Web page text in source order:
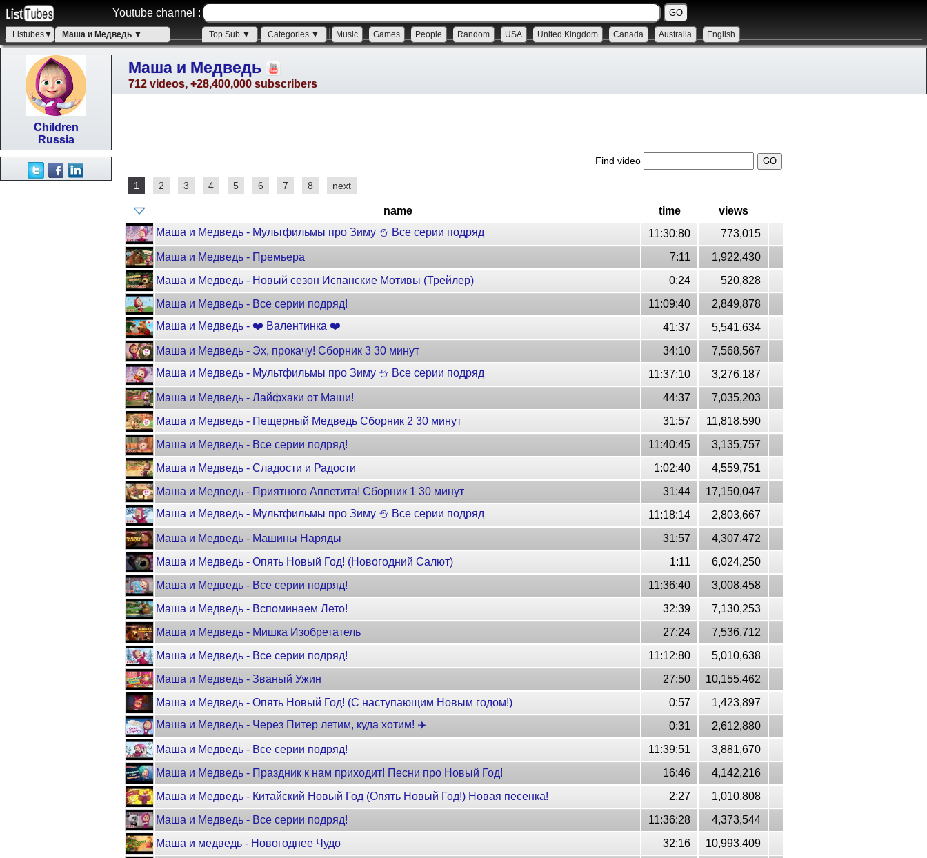
Youtube channel :
Listubes▼ Маша и Медведь ▼ Top Sub ▼ Categories ▼ Music Games People Random USA United Kingdom Canada Australia English
Children
Russia
Маша и Медведь
712 videos, +28,400,000 subscribers
Find video
1 2 3 4 5 6 7 8 next
name time
views
Маша и Медведь - Мультфильмы про Зиму ⛄ Все серии подряд
11:30:80
773,015
Маша и Медведь - Премьера
7:11
1,922,430
Маша и Медведь - Новый сезон Испанские Мотивы (Трейлер)
0:24
520,828
Маша и Медведь - Все серии подряд!
11:09:40
2,849,878
Маша и Медведь - ❤️ Валентинка ❤️
41:37
5,541,634
Маша и Медведь - Эх, прокачу! Cборник 3 30 минут
34:10
7,568,567
Маша и Медведь - Мультфильмы про Зиму ⛄ Все серии подряд
11:37:10
3,276,187
Маша и Медведь - Лайфхаки от Маши!
44:37
7,035,203
Маша и Медведь - Пещерный Медведь Сборник 2 30 минут
31:57
11,818,590
Маша и Медведь - Все серии подряд!
11:40:45
3,135,757
Маша и Медведь - Сладости и Радости
1:02:40
4,559,751
Маша и Медведь - Приятного Аппетита! Сборник 1 30 минут
31:44
17,150,047
Маша и Медведь - Мультфильмы про Зиму ⛄ Все серии подряд
11:18:14
2,803,667
Маша и Медведь - Машины Наряды
31:57
4,307,472
Маша и Медведь - Опять Новый Год! (Новогодний Салют)
1:11
6,024,250
Маша и Медведь - Все серии подряд!
11:36:40
3,008,458
Маша и Медведь - Вспоминаем Лето!
32:39
7,130,253
Маша и Медведь - Мишка Изобретатель
27:24
7,536,712
Маша и Медведь - Все серии подряд!
11:12:80
5,010,638
Маша и Медведь - Званый Ужин
27:50
10,155,462
Маша и Медведь - Опять Новый Год! (С наступающим Новым годом!)
0:57
1,423,897
Маша и Медведь - Через Питер летим, куда хотим! ✈️
0:31
2,612,880
Маша и Медведь - Все серии подряд!
11:39:51
3,881,670
Маша и Медведь - Праздник к нам приходит! Песни про Новый Год!
16:46
4,142,216
Маша и Медведь - Китайский Новый Год (Опять Новый Год!) Новая песенка!
2:27
1,010,808
Маша и Медведь - Все серии подряд!
11:36:28
4,373,544
Маша и медведь - Новогоднее Чудо
32:16
10,993,409